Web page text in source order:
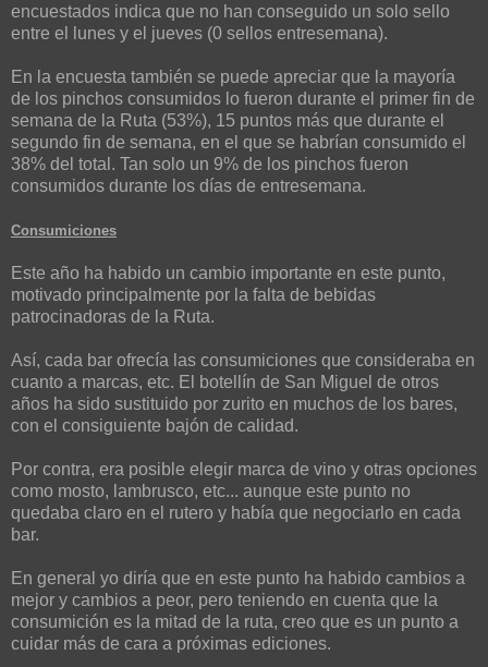
encuestados indica que no han conseguido un solo sello
entre el lunes y el jueves (0 sellos entresemana).
En la encuesta también se puede apreciar que la mayoría
de los pinchos consumidos lo fueron durante el primer fin de
semana de la Ruta (53%), 15 puntos más que durante el
segundo fin de semana, en el que se habrían consumido el
38% del total. Tan solo un 9% de los pinchos fueron
consumidos durante los días de entresemana.
Consumiciones
Este año ha habido un cambio importante en este punto,
motivado principalmente por la falta de bebidas
patrocinadoras de la Ruta.
Así, cada bar ofrecía las consumiciones que consideraba en
cuanto a marcas, etc. El botellín de San Miguel de otros
años ha sido sustituido por zurito en muchos de los bares,
con el consiguiente bajón de calidad.
Por contra, era posible elegir marca de vino y otras opciones
como mosto, lambrusco, etc... aunque este punto no
quedaba claro en el rutero y había que negociarlo en cada
bar.
En general yo diría que en este punto ha habido cambios a
mejor y cambios a peor, pero teniendo en cuenta que la
consumición es la mitad de la ruta, creo que es un punto a
cuidar más de cara a próximas ediciones.